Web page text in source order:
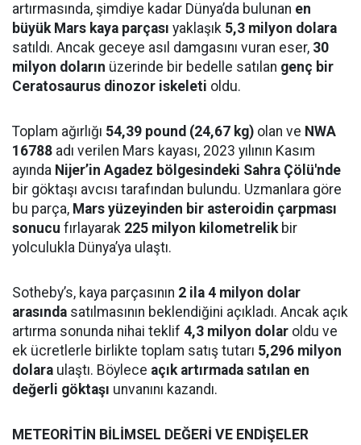
artırmasında, şimdiye kadar Dünya’da bulunan en
büyük Mars kaya parçası yaklaşık 5,3 milyon dolara
satıldı. Ancak geceye asıl damgasını vuran eser, 30
milyon doların üzerinde bir bedelle satılan genç bir
Ceratosaurus dinozor iskeleti oldu.
Toplam ağırlığı 54,39 pound (24,67 kg) olan ve NWA
16788 adı verilen Mars kayası, 2023 yılının Kasım
ayında Nijer’in Agadez bölgesindeki Sahra Çölü'nde
bir göktaşı avcısı tarafından bulundu. Uzmanlara göre
bu parça, Mars yüzeyinden bir asteroidin çarpması
sonucu fırlayarak 225 milyon kilometrelikbir
yolculukla Dünya’ya ulaştı.
Sotheby’s, kaya parçasının 2 ila 4 milyon dolar
arasında satılmasının beklendiğini açıkladı. Ancak açık
artırma sonunda nihai teklif 4,3 milyon dolar oldu ve
ek ücretlerle birlikte toplam satış tutarı 5,296 milyon
dolara ulaştı. Böylece açık artırmada satılan en
değerli göktaşı unvanını kazandı.
METEORİTİN BİLİMSEL DEĞERİ VE ENDİŞELER